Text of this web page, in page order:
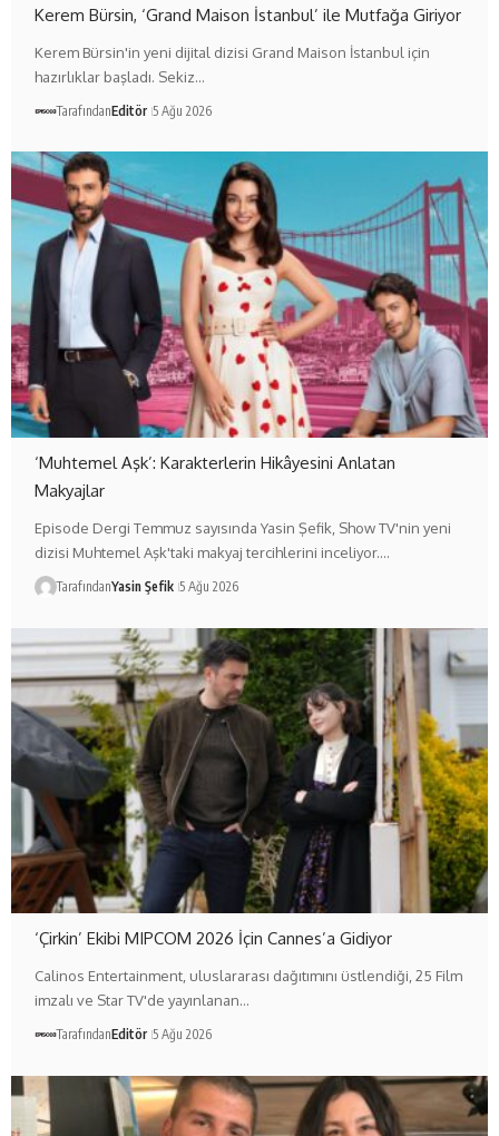
Kerem Bürsin, ‘Grand Maison İstanbul’ ile Mutfağa Giriyor
Kerem Bürsin'in yeni dijital dizisi Grand Maison İstanbul için
hazırlıklar başladı. Sekiz…
TarafındanEditör 5 Ağu 2026
‘Muhtemel Aşk’: Karakterlerin Hikâyesini Anlatan
Makyajlar
Episode Dergi Temmuz sayısında Yasin Şefik, Show TV'nin yeni
dizisi Muhtemel Aşk'taki makyaj tercihlerini inceliyor.…
TarafındanYasin Şefik 5 Ağu 2026
‘Çirkin’ Ekibi MIPCOM 2026 İçin Cannes’a Gidiyor
Calinos Entertainment, uluslararası dağıtımını üstlendiği, 25 Film
imzalı ve Star TV'de yayınlanan…
TarafındanEditör 5 Ağu 2026